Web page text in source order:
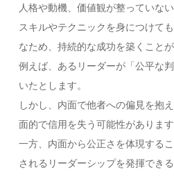
人格や動機、価値観が整っていな
スキルやテクニックを身につけて
なため、持続的な成功を築くことが
例えば、あるリーダーが「公平な
いたとします。
しかし、内面で他者への偏見を抱
面的で信用を失う可能性があります
一方、内面から公正さを体現する
されるリーダーシップを発揮できる